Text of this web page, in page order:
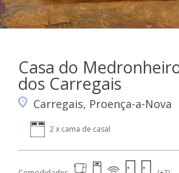
Casa do
dos Carregais
Carregais, Proença-a-Nova
2 x cama de casal